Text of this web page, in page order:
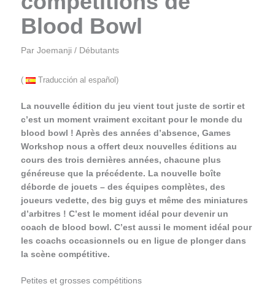
Blood Bowl
Par Joemanji / Débutants
( Traducción al español)
La nouvelle édition du jeu vient tout juste de sortir et
c’est un moment vraiment excitant pour le monde du
blood bowl ! Après des années d’absence, Games
Workshop nous a offert deux nouvelles éditions au
cours des trois dernières années, chacune plus
généreuse que la précédente. La nouvelle boîte
déborde de jouets – des équipes complètes, des
joueurs vedette, des big guys et même des miniatures
d’arbitres ! C’est le moment idéal pour devenir un
coach de blood bowl. C’est aussi le moment idéal pour
les coachs occasionnels ou en ligue de plonger dans
la scène compétitive.
Petites et grosses compétitions